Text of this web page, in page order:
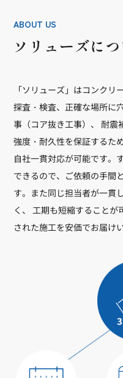
ABOUT US
ソリューズに
「ソリューズ」はコンク
探査・検査、正確な場所に
事（コア抜き工事）、 耐震
強度・耐久性を保証するた
自社一貫対応が可能です。
できるので、ご依頼の手間
す。また同じ担当者が一貫
く、 工期も短縮すること
された施工を安価でお届け